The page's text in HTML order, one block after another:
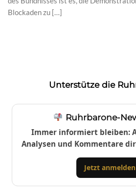
Blockaden zu […]
Unterstütze die
Ruhrbarone-
Immer informiert bleiben:
Analysen und Kommentare
Jetzt anmelden